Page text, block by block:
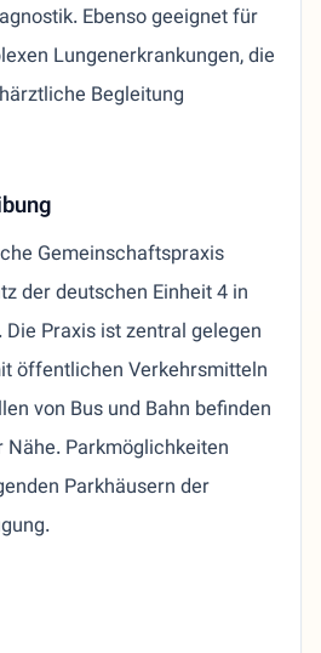
Ebenso geeignet für
Lungenerkrankungen, die
Begleitung
Gemeinschaftspraxis
der deutschen Einheit 4 in
Praxis ist zentral gelegen
öffentlichen Verkehrsmitteln
von Bus und Bahn befinden
Parkmöglichkeiten
Parkhäusern der